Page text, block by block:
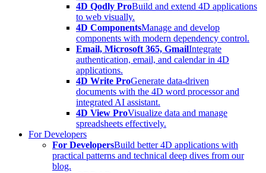
4D Qodly ProBuild and extend 4D applications
to web visually.
4D ComponentsManage and develop
components with modern dependency control.
Email, Microsoft 365, GmailIntegrate
authentication, email, and calendar in 4D
applications.
4D Write ProGenerate data-driven
documents with the 4D word processor and
integrated AI assistant.
4D View ProVisualize data and manage
spreadsheets effectively.
For Developers
For DevelopersBuild better 4D applications with
practical patterns and technical deep dives from our
blog.